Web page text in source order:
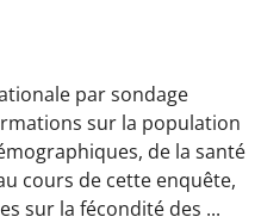
par sondage
sur la population
de la santé
cours de cette enquête,
sur la fécondité des ...